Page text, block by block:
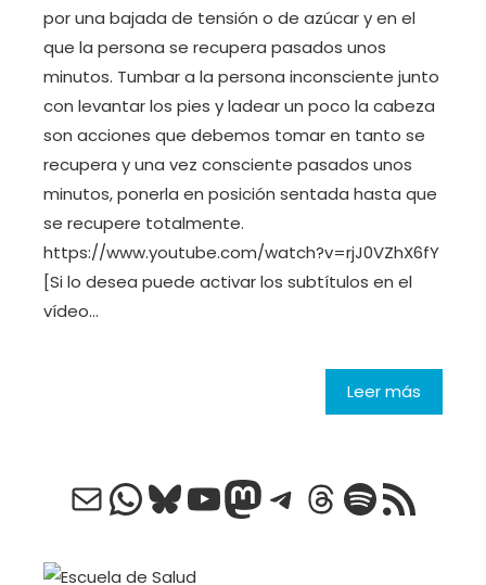
por una bajada de tensión o de azúcar y en el
que la persona se recupera pasados unos
minutos. Tumbar a la persona inconsciente junto
con levantar los pies y ladear un poco la cabeza
son acciones que debemos tomar en tanto se
recupera y una vez consciente pasados unos
minutos, ponerla en posición sentada hasta que
se recupere totalmente.
https://www.youtube.com/watch?v=rjJ0VZhX6fY
[Si lo desea puede activar los subtítulos en el
vídeo…
Leer más
Correo electrónico
WhatsApp
Bluesky
YouTube
Mastodon
Telegram
Threads
Spotify
Feed RSS